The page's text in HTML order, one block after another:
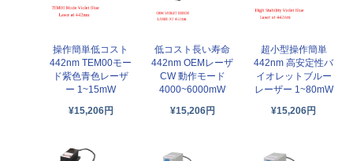
操作簡単低コスト
442nm TEM00モー
ド紫色青色レーザ
ー 1~15mW
¥15,206円
低コスト長い寿命
442nm OEMレーザ
CW 動作モード
4000~6000mW
¥15,206円
超小型操作簡単
442nm 高安定性バ
イオレットブルー
レーザー 1~80mW
¥15,206円